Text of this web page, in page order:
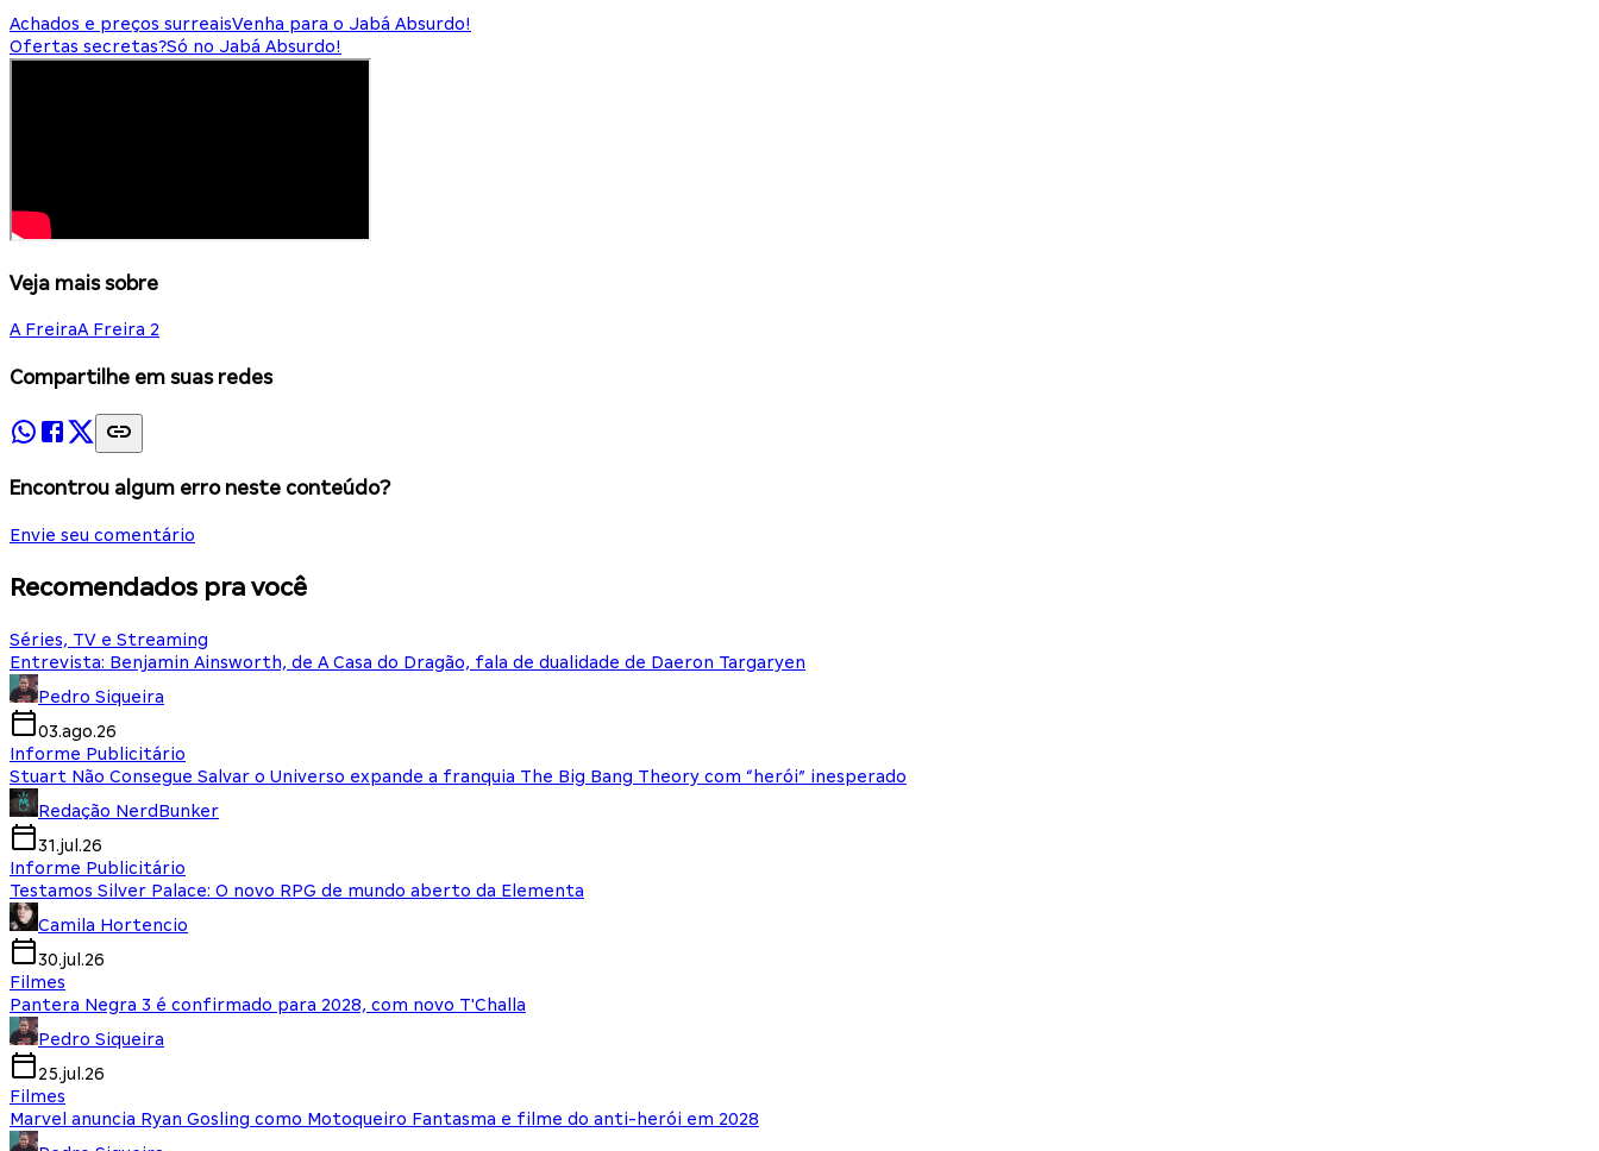
Achados e preços surreaisVenha para o Jabá Absurdo!
Ofertas secretas?Só no Jabá Absurdo!
Veja mais sobre
A FreiraA Freira 2
Compartilhe em suas redes
Encontrou algum erro neste conteúdo?
Envie seu comentário
Recomendados pra você
Séries, TV e Streaming
Entrevista: Benjamin Ainsworth, de A Casa do Dragão, fala de dualidade de Daeron Targaryen
Pedro Siqueira
03.ago.26
Informe Publicitário
Stuart Não Consegue Salvar o Universo expande a franquia The Big Bang Theory com “herói” inesperado
Redação NerdBunker
31.jul.26
Informe Publicitário
Testamos Silver Palace: O novo RPG de mundo aberto da Elementa
Camila Hortencio
30.jul.26
Filmes
Pantera Negra 3 é confirmado para 2028, com novo T'Challa
Pedro Siqueira
25.jul.26
Filmes
Marvel anuncia Ryan Gosling como Motoqueiro Fantasma e filme do anti-herói em 2028